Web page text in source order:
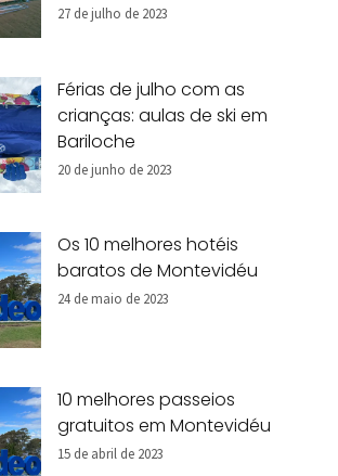
27 de julho de 2023
Férias de julho com as
crianças: aulas de ski em
Bariloche
20 de junho de 2023
Os 10 melhores hotéis
baratos de Montevidéu
24 de maio de 2023
10 melhores passeios
gratuitos em Montevidéu
15 de abril de 2023